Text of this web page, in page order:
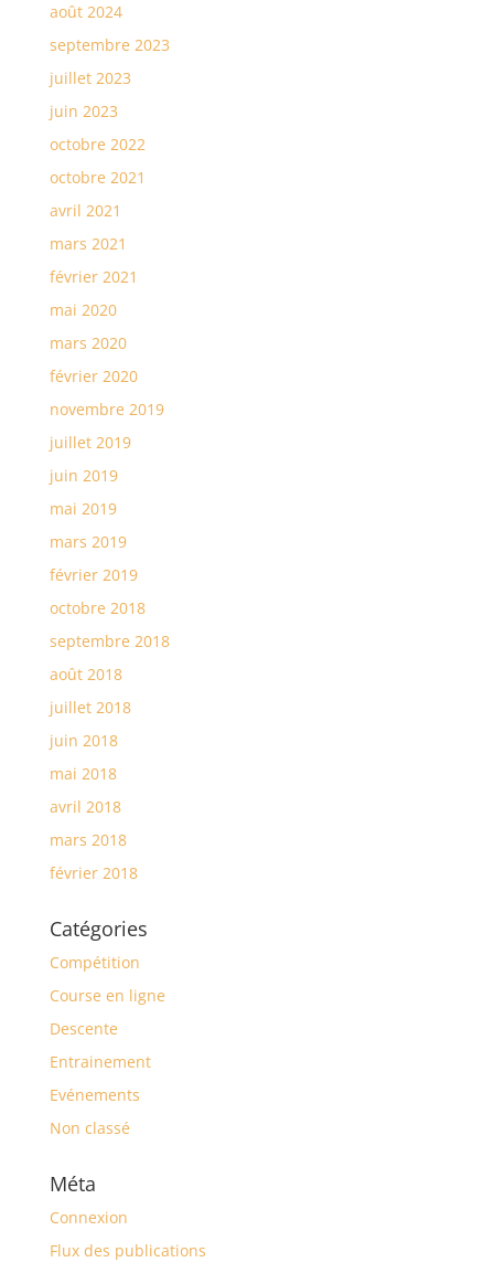
août 2024
septembre 2023
juillet 2023
juin 2023
octobre 2022
octobre 2021
avril 2021
mars 2021
février 2021
mai 2020
mars 2020
février 2020
novembre 2019
juillet 2019
juin 2019
mai 2019
mars 2019
février 2019
octobre 2018
septembre 2018
août 2018
juillet 2018
juin 2018
mai 2018
avril 2018
mars 2018
février 2018
Catégories
Compétition
Course en ligne
Descente
Entrainement
Evénements
Non classé
Méta
Connexion
Flux des publications